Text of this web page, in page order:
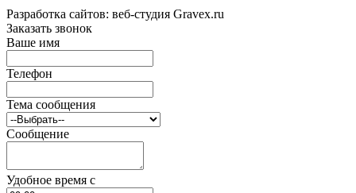
Разработка сайтов: веб-студия Gravex.ru
Заказать звонок
Ваше имя
Телефон
Тема сообщения
Сообщение
Удобное время c